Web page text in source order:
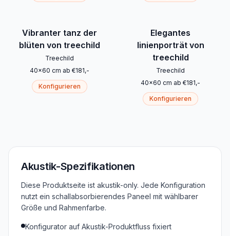
Vibranter tanz der
blüten von treechild
Treechild
40x60 cm ab €181,-
Konfigurieren
Elegantes
linienporträt von
treechild
Treechild
40x60 cm ab €181,-
Konfigurieren
Akustik-Spezifikationen
Diese Produktseite ist akustik-only. Jede Konfiguration
nutzt ein schallabsorbierendes Paneel mit wählbarer
Größe und Rahmenfarbe.
Konfigurator auf Akustik-Produktfluss fixiert